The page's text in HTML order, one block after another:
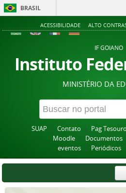
BRASIL
ACESSIBILIDADE ALTO
IF GOIANO
Instituto
MINISTÉRIO DA
SUAP Contato Pag Tesouro
Moodle
Documentos
eventos
Periódicos